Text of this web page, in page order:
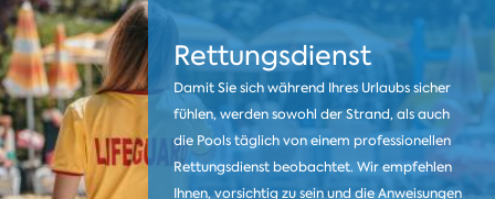
Rettungsdienst
Damit Sie sich während Ihres Urlaubs sicher
fühlen, werden sowohl der Strand, als auch
die Pools täglich von einem professionellen
Rettungsdienst beobachtet. Wir empfehlen
Ihnen, vorsichtig zu sein und die Anweisungen